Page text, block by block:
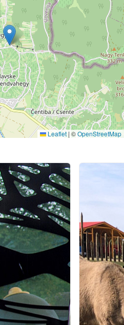
Leaflet | ©OpenStreetMap